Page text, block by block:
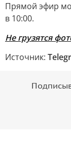
Прямой эфир
в 10:00.
Не грузятся
Источник: